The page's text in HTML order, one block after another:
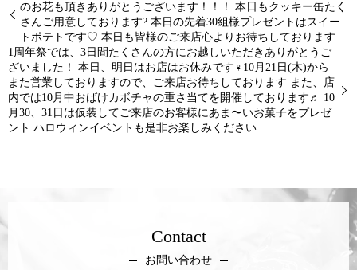
のお花も頂きありがとうございます！！！ 本日もクッキー缶たく
さんご用意しております? 本日の先着30組様プレゼントはスイー
トポテトです♡ 本日も皆様のご来店心よりお待ちしております️
1周年祭では、3日間たくさんの方にお越しいただきありがとうご
ざいました！ 本日、明日はお店はお休みです‍♀️10月21日(木)から
また営業しておりますので、ご来店お待ちしております️ また、店
内では10月中おばけカボチャの重さ当てを開催しております♬ 10
月30、31日は仮装してご来店のお客様にあま〜いお菓子をプレゼ
ント ハロウィンイベントも是非お楽しみください
Contact
お問い合わせ